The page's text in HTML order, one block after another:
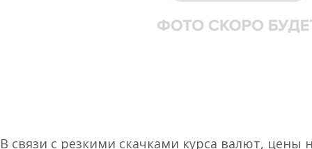
В связи с резкими скачками курса валют, цены